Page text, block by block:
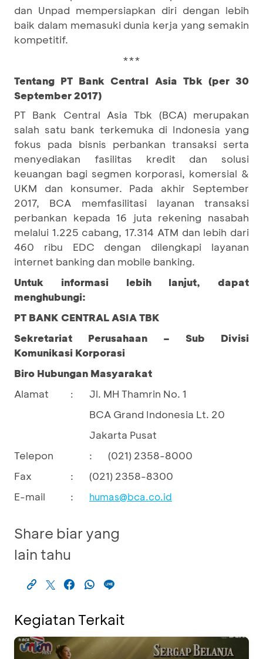
dan Unpad mempersiapkan diri dengan lebih
baik dalam memasuki dunia kerja yang semakin
kompetitif.
***
Tentang PT Bank Central Asia Tbk (per 30
September 2017)
PT Bank Central Asia Tbk (BCA) merupakan
salah satu bank terkemuka di Indonesia yang
fokus pada bisnis perbankan transaksi serta
menyediakan fasilitas kredit dan solusi
keuangan bagi segmen korporasi, komersial &
UKM dan konsumer. Pada akhir September
2017, BCA memfasilitasi layanan transaksi
perbankan kepada 16 juta rekening nasabah
melalui 1.225 cabang, 17.314 ATM dan lebih dari
460 ribu EDC dengan dilengkapi layanan
internet banking dan mobile banking.
Untuk informasi lebih lanjut, dapat
menghubungi:
PT BANK CENTRAL ASIA TBK
Sekretariat Perusahaan – Sub Divisi
Komunikasi Korporasi
Biro Hubungan Masyarakat
Alamat
:
Jl. MH Thamrin No. 1
BCA Grand Indonesia Lt. 20
Jakarta Pusat
Telepon
:
(021) 2358-8000
Fax
:
(021) 2358-8300
E-mail
: humas@bca.co.id
Share biar yang
lain tahu
Kegiatan Terkait